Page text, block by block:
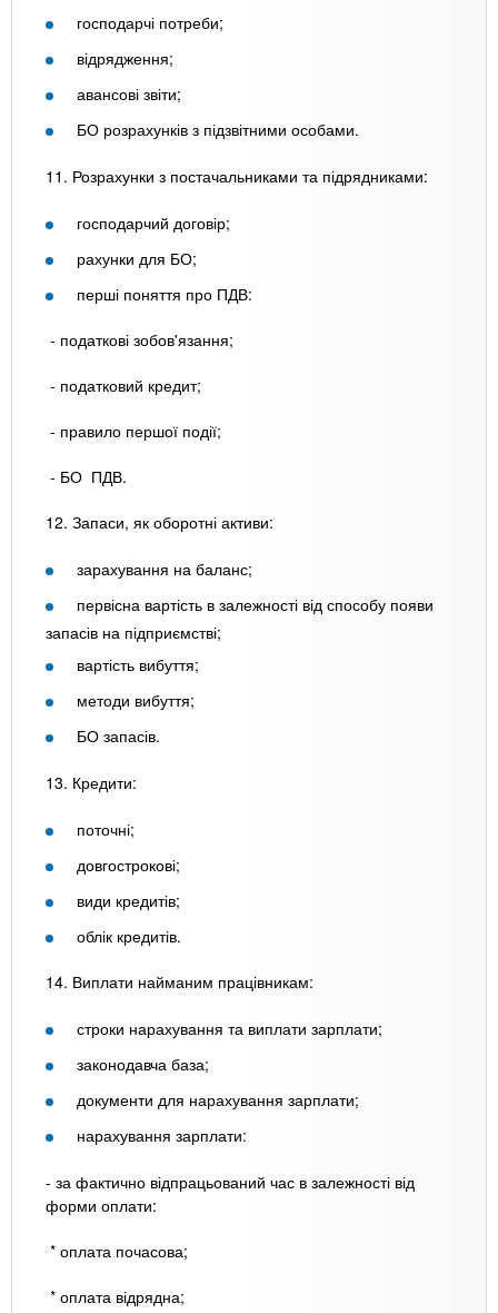
господарчі потреби;
відрядження;
авансові звіти;
БО розрахунків з підзвітними особами.
11. Розрахунки з постачальниками та підрядниками:
господарчий договір;
рахунки для БО;
перші поняття про ПДВ:
- податкові зобов'язання;
- податковий кредит;
- правило першої події;
- БО ПДВ.
12. Запаси, як оборотні активи:
зарахування на баланс;
первісна вартість в залежності від способу появи
запасів на підприємстві;
вартість вибуття;
методи вибуття;
БО запасів.
13. Кредити:
поточні;
довгострокові;
види кредитів;
облік кредитів.
14. Виплати найманим працівникам:
строки нарахування та виплати зарплати;
законодавча база;
документи для нарахування зарплати;
нарахування зарплати:
- за фактично відпрацьований час в залежності від
форми оплати:
* оплата почасова;
* оплата відрядна;